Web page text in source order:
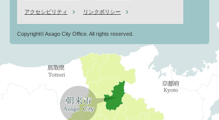
アクセシビリティ リンクポリシー
Copyright© Asago City Office. All rights reserved.